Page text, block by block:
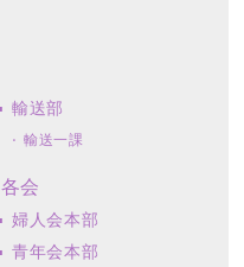
輸送部
輸送一課
各会
婦人会本部
青年会本部